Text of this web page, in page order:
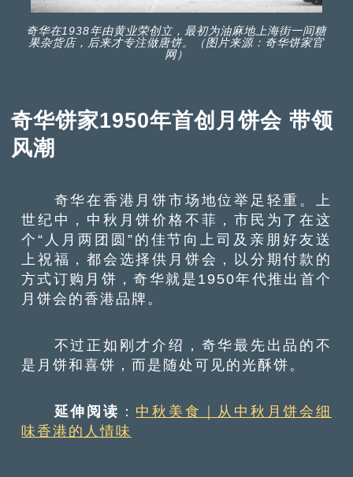
奇华在1938年由黄业荣创立，最初为油麻地上海街一间糖
果杂货店，后来才专注做唐饼。（图片来源：奇华饼家官
网）
奇华饼家1950年首创月饼会 带领
风潮
奇华在香港月饼市场地位举足轻重。上
世纪中，中秋月饼价格不菲，市民为了在这
个“人月两团圆”的佳节向上司及亲朋好友送
上祝福，都会选择供月饼会，以分期付款的
方式订购月饼，奇华就是1950年代推出首个
月饼会的香港品牌。
不过正如刚才介绍，奇华最先出品的不
是月饼和喜饼，而是随处可见的光酥饼。
延伸阅读 ： 中秋美食｜从中秋月饼会细
味香港的人情味